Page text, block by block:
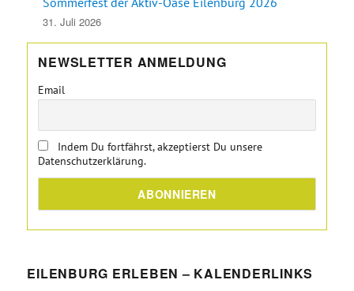
31. Juli 2026
NEWSLETTER ANMELDUNG
Email
Indem Du fortfährst, akzeptierst Du unsere
Datenschutzerklärung.
EILENBURG ERLEBEN – KALENDERLINKS